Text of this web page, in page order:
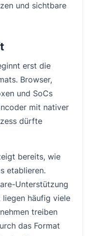
und sichtbare
erst die
Browser,
und SoCs
mit nativer
dürfte
bereits, wie
etablieren.
Unterstützung
häufig viele
treiben
das Format